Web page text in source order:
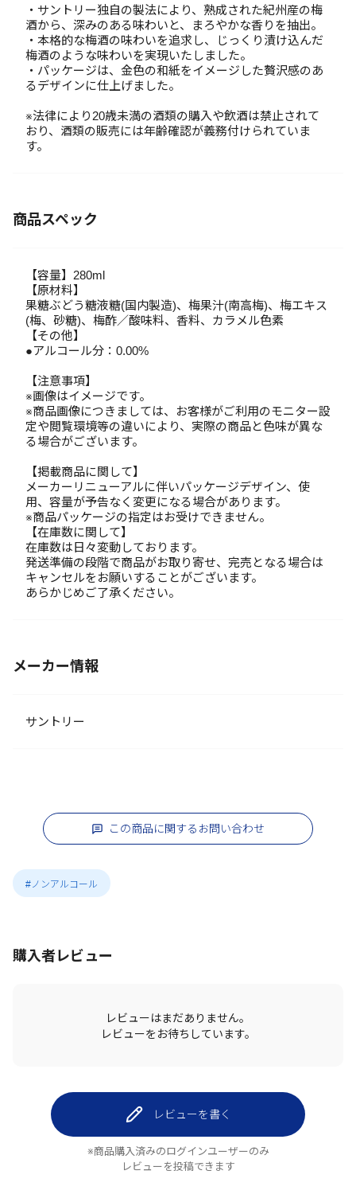
・サントリー独自の製法により、熟成された紀州産の梅
酒から、深みのある味わいと、まろやかな香りを抽出。
・本格的な梅酒の味わいを追求し、じっくり漬け込んだ
梅酒のような味わいを実現いたしました。
・パッケージは、金色の和紙をイメージした贅沢感のあ
るデザインに仕上げました。
※法律により20歳未満の酒類の購入や飲酒は禁止されて
おり、酒類の販売には年齢確認が義務付けられていま
す。
商品スペック
【容量】280ml
【原材料】
果糖ぶどう糖液糖(国内製造)、梅果汁(南高梅)、梅エキス
(梅、砂糖)、梅酢／酸味料、香料、カラメル色素
【その他】
●アルコール分：0.00%
【注意事項】
※画像はイメージです。
※商品画像につきましては、お客様がご利用のモニター設
定や閲覧環境等の違いにより、実際の商品と色味が異な
る場合がございます。
【掲載商品に関して】
メーカーリニューアルに伴いパッケージデザイン、使
用、容量が予告なく変更になる場合があります。
※商品パッケージの指定はお受けできません。
【在庫数に関して】
在庫数は日々変動しております。
発送準備の段階で商品がお取り寄せ、完売となる場合は
キャンセルをお願いすることがございます。
あらかじめご了承ください。
メーカー情報
サントリー
この商品に関するお問い合わせ
#ノンアルコール
購入者レビュー
レビューはまだありません。
レビューをお待ちしています。
レビューを書く
※商品購入済みのログインユーザーのみ
レビューを投稿できます